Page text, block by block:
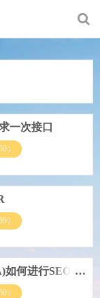
一次接口
）
）
何进行SEO优
）